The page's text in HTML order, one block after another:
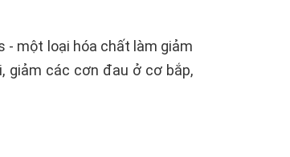
- một loại hóa chất làm giảm
giảm các cơn đau ở cơ bắp,